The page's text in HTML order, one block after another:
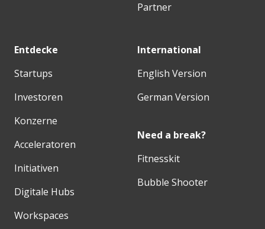
Partner
Entdecke
Startups
Investoren
Konzerne
Acceleratoren
Initiativen
Digitale Hubs
Workspaces
International
English Version
German Version
Need a break?
Fitnesskit
Bubble Shooter